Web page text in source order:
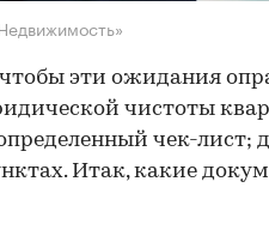
чтобы эти ожидания
чистоты
чек-лист;
Итак, какие